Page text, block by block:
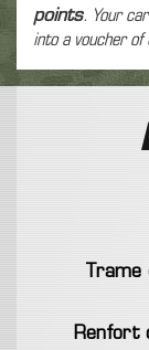
points. Your
into a voucher of
Renfort